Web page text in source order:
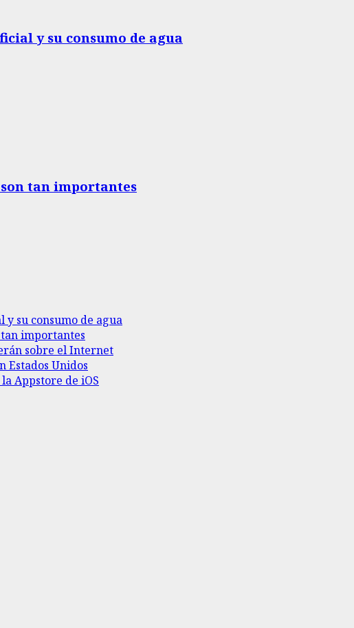
y su consumo de agua
tan importantes
su consumo de agua
importantes
sobre el Internet
Estados Unidos
Appstore de iOS